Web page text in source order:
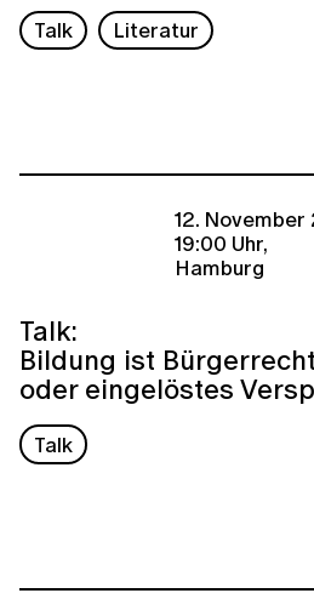
Talk Literatur
12. November
19:00 Uhr,
Hamburg
Talk:
Bildung ist
oder eingelöstes
Talk